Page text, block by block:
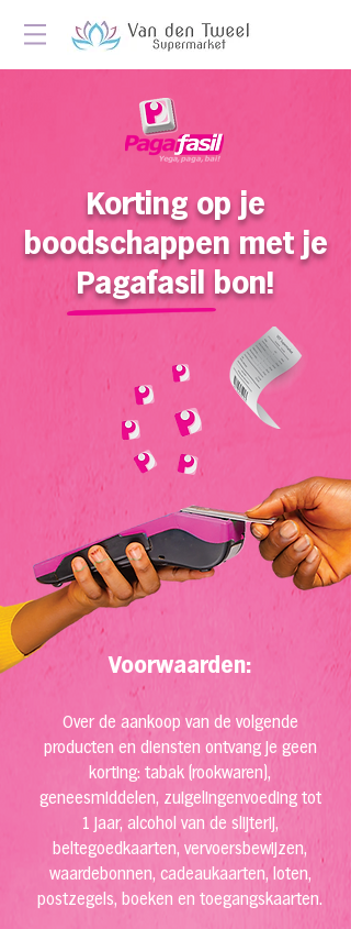
Korting op je
boodschappen met je
Pagafasil bon!
Voorwaarden:
Over de aankoop van de volgende
producten en diensten ontvang je geen
korting: tabak (rookwaren),
geneesmiddelen, zuigelingenvoeding tot
1 jaar, alcohol van de slijterij,
beltegoedkaarten, vervoersbewijzen,
waardebonnen, cadeaukaarten, loten,
postzegels, boeken en toegangskaarten.